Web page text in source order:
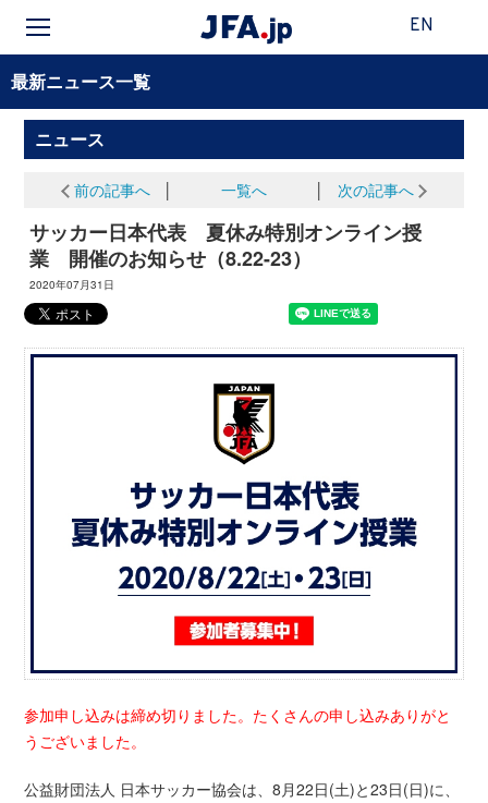
EN
最新ニュース一覧
ニュース
前の記事へ 一覧へ 次の記事へ
サッカー日本代表 夏休み特別オンライン授
業 開催のお知らせ（8.22-23）
2020年07月31日
参加申し込みは締め切りました。たくさんの申し込みありがと
うございました。
公益財団法人 日本サッカー協会は、8月22日(土)と23日(日)に、